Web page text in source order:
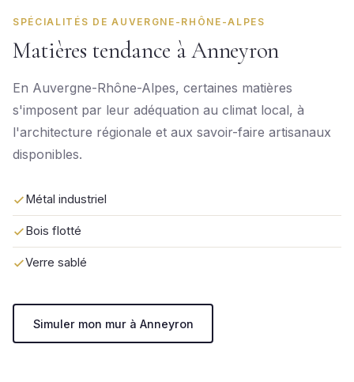
SPÉCIALITÉS DE AUVERGNE-RHÔNE-ALPES
Matières tendance à Anneyron
En Auvergne-Rhône-Alpes, certaines matières
s'imposent par leur adéquation au climat local, à
l'architecture régionale et aux savoir-faire artisanaux
disponibles.
Métal industriel
Bois flotté
Verre sablé
Simuler mon mur à Anneyron